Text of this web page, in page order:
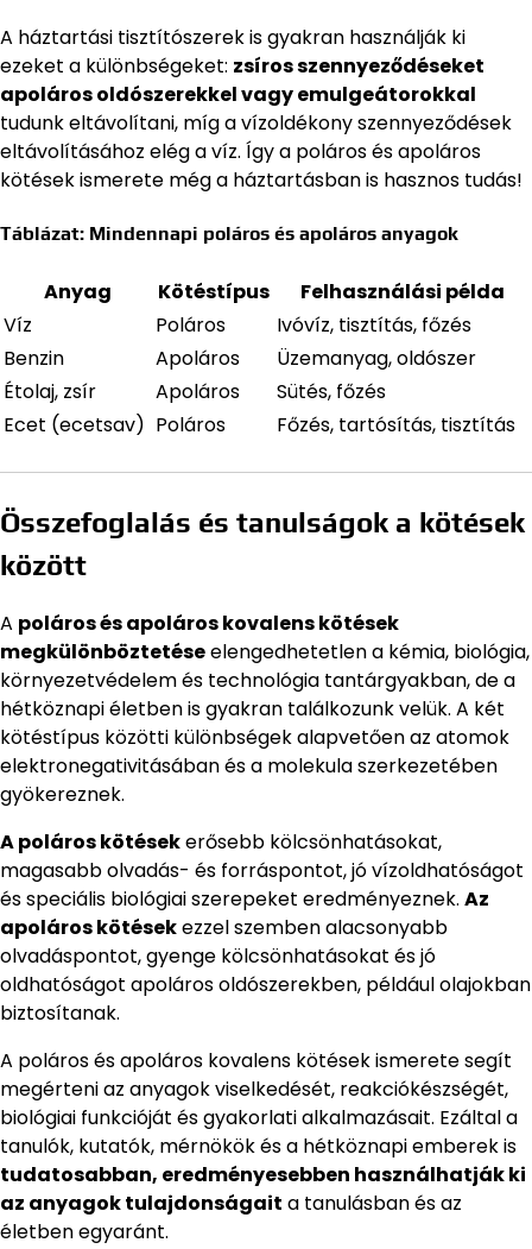
A háztartási tisztítószerek is gyakran használják ki
ezeket a különbségeket: zsíros szennyeződéseket
apoláros oldószerekkel vagy emulgeátorokkal
tudunk eltávolítani, míg a vízoldékony szennyeződések
eltávolításához elég a víz. Így a poláros és apoláros
kötések ismerete még a háztartásban is hasznos tudás!
Táblázat: Mindennapi poláros és apoláros anyagok
Anyag Kötéstípus
Felhasználási példa
Víz
Poláros
Ivóvíz, tisztítás, főzés
Benzin
Apoláros
Üzemanyag, oldószer
Étolaj, zsír
Apoláros
Sütés, főzés
Ecet (ecetsav) Poláros Főzés, tartósítás, tisztítás
Összefoglalás és tanulságok a kötések
között
A poláros és apoláros kovalens kötések
megkülönböztetéseelengedhetetlen a kémia, biológia,
környezetvédelem és technológia tantárgyakban, de a
hétköznapi életben is gyakran találkozunk velük. A két
kötéstípus közötti különbségek alapvetően az atomok
elektronegativitásában és a molekula szerkezetében
gyökereznek.
A poláros kötésekerősebb kölcsönhatásokat,
magasabb olvadás- és forráspontot, jó vízoldhatóságot
és speciális biológiai szerepeket eredményeznek. Az
apoláros kötésekezzel szemben alacsonyabb
olvadáspontot, gyenge kölcsönhatásokat és jó
oldhatóságot apoláros oldószerekben, például olajokban
biztosítanak.
A poláros és apoláros kovalens kötések ismerete segít
megérteni az anyagok viselkedését, reakciókészségét,
biológiai funkcióját és gyakorlati alkalmazásait. Ezáltal a
tanulók, kutatók, mérnökök és a hétköznapi emberek is
tudatosabban, eredményesebben használhatják ki
az anyagok tulajdonságait a tanulásban és az
életben egyaránt.